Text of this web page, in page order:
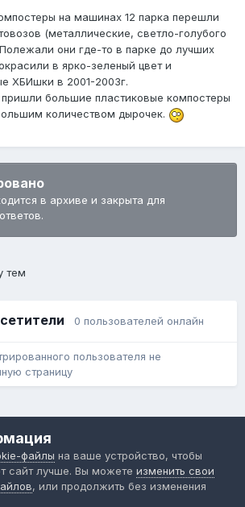
на машинах 12 парка перешли
(металлические, светло-голубого
они где-то в парке до лучших
в ярко-зеленый цвет и
ХБИшки в 2001-2003г.
большие пластиковые компостеры
количеством дырочек.
в архиве и закрыта для
тем
0 пользователей онлайн
пользователя не
страницу
общественного транспорта
by Invision Community
файлы на ваше устройство, чтобы
сайт лучше. Вы можете изменить свои
, или продолжить без изменения